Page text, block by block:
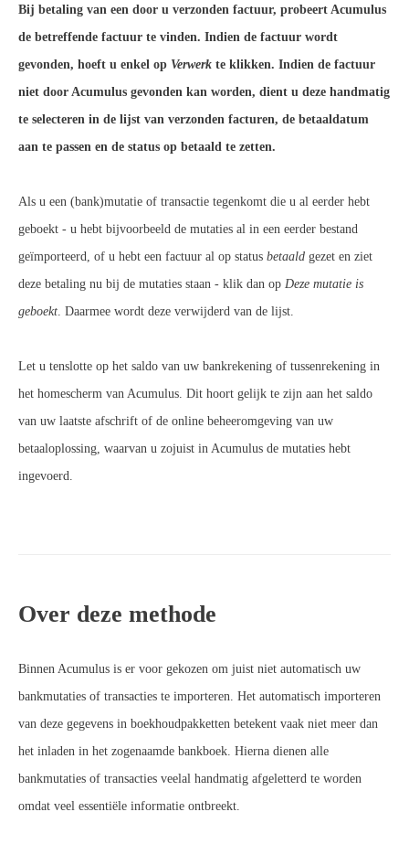
Bij betaling van een door u verzonden factuur, probeert Acumulus
de betreffende factuur te vinden. Indien de factuur wordt
gevonden, hoeft u enkel op Verwerk te klikken. Indien de factuur
niet door Acumulus gevonden kan worden, dient u deze handmatig
te selecteren in de lijst van verzonden facturen, de betaaldatum
aan te passen en de status op betaald te zetten.
Als u een (bank)mutatie of transactie tegenkomt die u al eerder hebt
geboekt - u hebt bijvoorbeeld de mutaties al in een eerder bestand
geïmporteerd, of u hebt een factuur al op status betaald gezet en ziet
deze betaling nu bij de mutaties staan - klik dan op Deze mutatie is
geboekt . Daarmee wordt deze verwijderd van de lijst.
Let u tenslotte op het saldo van uw bankrekening of tussenrekening in
het homescherm van Acumulus. Dit hoort gelijk te zijn aan het saldo
van uw laatste afschrift of de online beheeromgeving van uw
betaaloplossing, waarvan u zojuist in Acumulus de mutaties hebt
ingevoerd.
Over deze methode
Binnen Acumulus is er voor gekozen om juist niet automatisch uw
bankmutaties of transacties te importeren. Het automatisch importeren
van deze gegevens in boekhoudpakketten betekent vaak niet meer dan
het inladen in het zogenaamde bankboek. Hierna dienen alle
bankmutaties of transacties veelal handmatig afgeletterd te worden
omdat veel essentiële informatie ontbreekt.